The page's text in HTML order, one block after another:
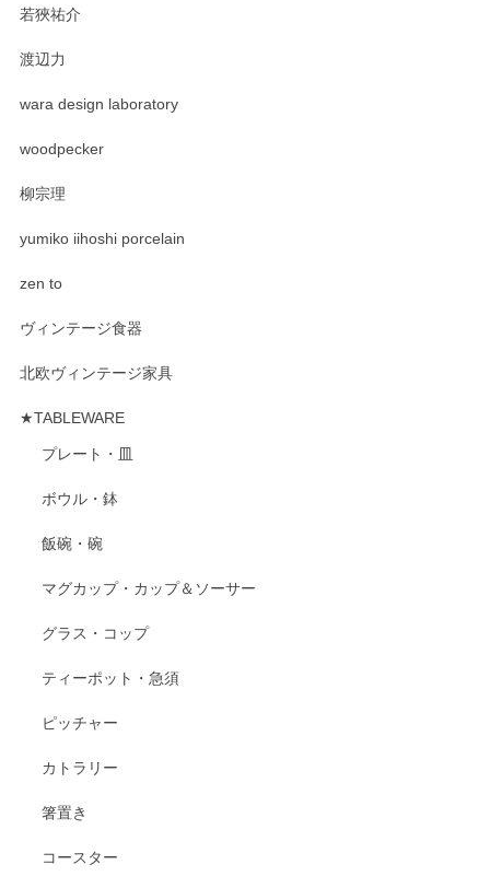
若狹祐介
渡辺力
wara design laboratory
woodpecker
柳宗理
yumiko iihoshi porcelain
zen to
ヴィンテージ食器
北欧ヴィンテージ家具
★TABLEWARE
プレート・皿
ボウル・鉢
飯碗・碗
マグカップ・カップ＆ソーサー
グラス・コップ
ティーポット・急須
ピッチャー
カトラリー
箸置き
コースター